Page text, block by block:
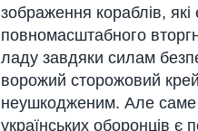
зображення кораблів,
повномасштабного
ладу завдяки силам
ворожий сторожовий
неушкодженим. Але саме
українських оборонців є